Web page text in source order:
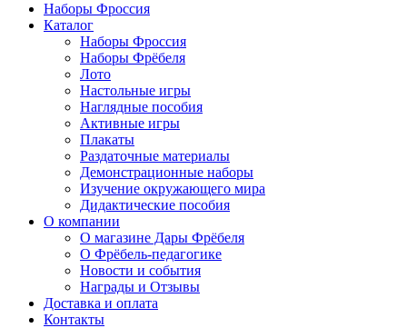
Наборы Фроссия
Каталог
Наборы Фроссия
Наборы Фрёбеля
Лото
Настольные игры
Наглядные пособия
Активные игры
Плакаты
Раздаточные материалы
Демонстрационные наборы
Изучение окружающего мира
Дидактические пособия
О компании
О магазине Дары Фрёбеля
О Фрёбель-педагогике
Новости и события
Награды и Отзывы
Доставка и оплата
Контакты